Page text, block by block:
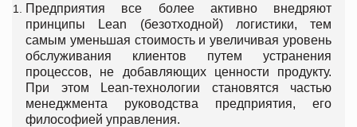
Предприятия все более активно внедряют
принципы Lean (безотходной) логистики, тем
самым уменьшая стоимость и увеличивая уровень
обслуживания клиентов путем устранения
процессов, не добавляющих ценности продукту.
При этом Lean-технологии становятся частью
менеджмента руководства предприятия, его
философией управления.